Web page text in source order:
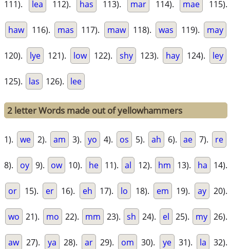
111). lea 112). has 113). mar 114). mae 115).
haw 116). mas 117). maw 118). was 119). may
120). lye 121). low 122). shy 123). hay 124). ley
125). las 126). lee
2 letter Words made out of yellowhammers
1). we 2). am 3). yo 4). os 5). ah 6). ae 7). re
8). oy 9). ow 10). he 11). al 12). hm 13). ha 14).
or 15). er 16). eh 17). lo 18). em 19). ay 20).
wo 21). mo 22). mm 23). sh 24). el 25). my 26).
aw 27). ya 28). ar 29). om 30). ye 31). la 32).